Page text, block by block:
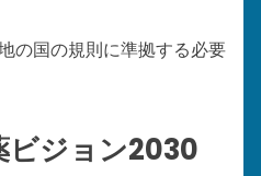
の国の規則に準拠する必要
ビジョン2030